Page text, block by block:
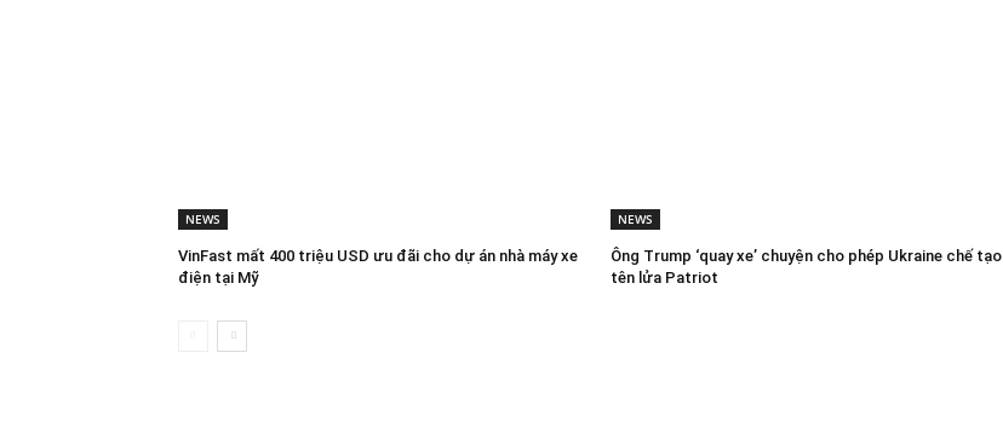
NEWS
VinFast mất 400 triệu USD ưu đãi cho dự án nhà máy xe
điện tại Mỹ
NEWS
Ông Trump ‘quay xe’ chuyện cho phép Ukraine chế tạo
tên lửa Patriot